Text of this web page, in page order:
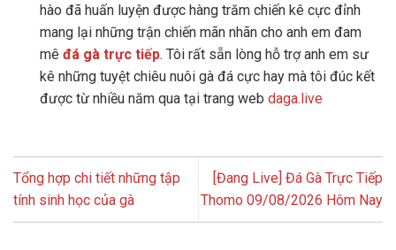
hào đã huấn luyện được hàng trăm chiến kê cực đỉnh
mang lại những trận chiến mãn nhãn cho anh em đam
mê đá gà trực tiếp. Tôi rất sẵn lòng hỗ trợ anh em sư
kê những tuyệt chiêu nuôi gà đá cực hay mà tôi đúc kết
được từ nhiều năm qua tại trang web daga.live
Tổng hợp chi tiết những tập
tính sinh học của gà
[Đang Live] Đá Gà Trực Tiếp
Thomo 09/08/2026 Hôm Nay